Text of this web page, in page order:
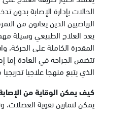
الحالات بإدارة الإصابة
الرياضيين الذين يعانون من
يعد العلاج الطبيعي وسيلة
المقدرة الكاملة على
تتضمن الجراحة في العادة إما
الذي يتبع منهجا علاجيا
كيف يمكن الوقاية من
يمكن لتمارين تقوية العضلات،